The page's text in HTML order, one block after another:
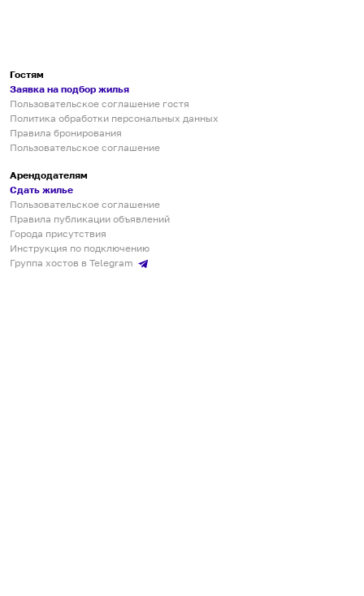
Гостям
Заявка на подбор жилья
Пользовательское соглашение гостя
Политика обработки персональных данных
Правила бронирования
Пользовательское соглашение
Арендодателям
Сдать жилье
Пользовательское соглашение
Правила публикации объявлений
Города присутствия
Инструкция по подключению
Группа хостов в Telegram